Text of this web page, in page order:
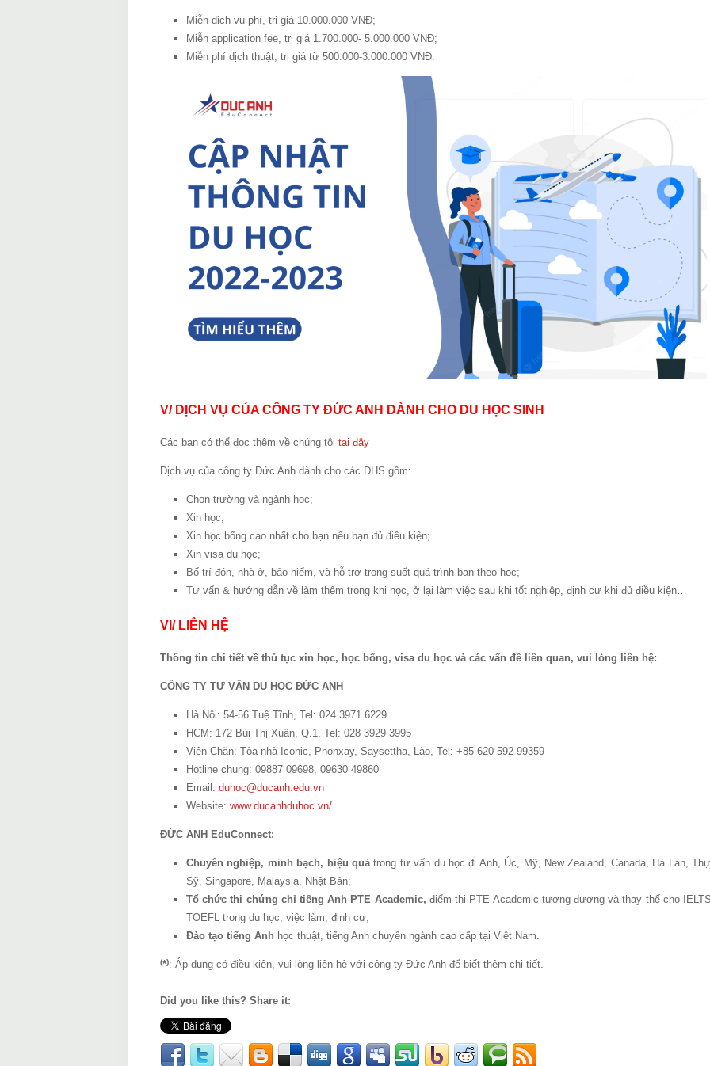
Miễn dịch vụ phí, trị giá 10.000.000 VNĐ;
Miễn application fee, trị giá 1.700.000- 5.000.000 VNĐ;
Miễn phí dịch thuật, trị giá từ 500.000-3.000.000 VNĐ.
V/ DỊCH VỤ CỦA CÔNG TY ĐỨC ANH DÀNH CHO DU HỌC SINH
Các bạn có thể đọc thêm về chúng tôi tại đây
Dịch vụ của công ty Đức Anh dành cho các DHS gồm:
Chọn trường và ngành học;
Xin học;
Xin học bổng cao nhất cho bạn nếu bạn đủ điều kiện;
Xin visa du học;
Bố trí đón, nhà ở, bảo hiểm, và hỗ trợ trong suốt quá trình bạn theo học;
Tư vấn & hướng dẫn về làm thêm trong khi học, ở lại làm việc sau khi tốt nghiêp, định cư khi đủ điều kiện…
VI/ LIÊN HỆ
Thông tin chi tiết về thủ tục xin học, học bổng, visa du học và các vấn đề liên quan, vui lòng liên hệ:
CÔNG TY TƯ VẤN DU HỌC ĐỨC ANH
Hà Nội: 54-56 Tuệ Tĩnh, Tel: 024 3971 6229
HCM: 172 Bùi Thị Xuân, Q.1, Tel: 028 3929 3995
Viên Chăn: Tòa nhà Iconic, Phonxay, Saysettha, Lào, Tel: +85 620 592 99359
Hotline chung: 09887 09698, 09630 49860
Email: duhoc@ducanh.edu.vn
Website: www.ducanhduhoc.vn/
ĐỨC ANH EduConnect:
Chuyên nghiệp, minh bạch, hiệu quảtrong tư vấn du học đi Anh, Úc, Mỹ, New Zealand, Canada, Hà Lan,
Sỹ, Singapore, Malaysia, Nhật Bản;
Tổ chức thi chứng chỉ tiếng Anh PTE Academic, điểm thi PTE Academic tương đương và thay thế cho
TOEFL trong du học, việc làm, định cư;
Đào tạo tiếng Anh học thuật, tiếng Anh chuyên ngành cao cấp tại Việt Nam.
(*): Áp dụng có điều kiện, vui lòng liên hệ với công ty Đức Anh để biết thêm chi tiết.
Did you like this? Share it: